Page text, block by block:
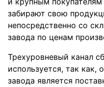
забирают свою
непосредственно со
завода по ценам
Трехуровневый канал
используется, так как,
завода является